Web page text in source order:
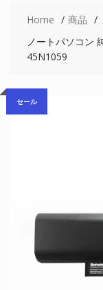
Home
商品
ノートパソコン
45N1059
セール